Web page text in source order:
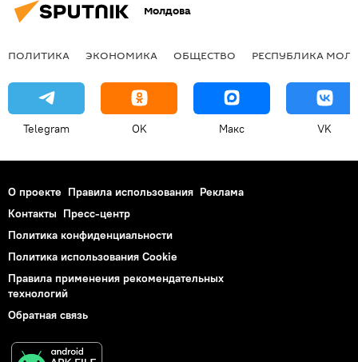
Молдова
ПОЛИТИКА ЭКОНОМИКА ОБЩЕСТВО РЕСПУБЛИКА
Telegram OK Макс VK
О проекте Правила использования Реклама
Контакты Пресс-центр
Политика конфиденциальности
Политика использования Cookie
Правила применения рекомендательных
технологий
Обратная связь